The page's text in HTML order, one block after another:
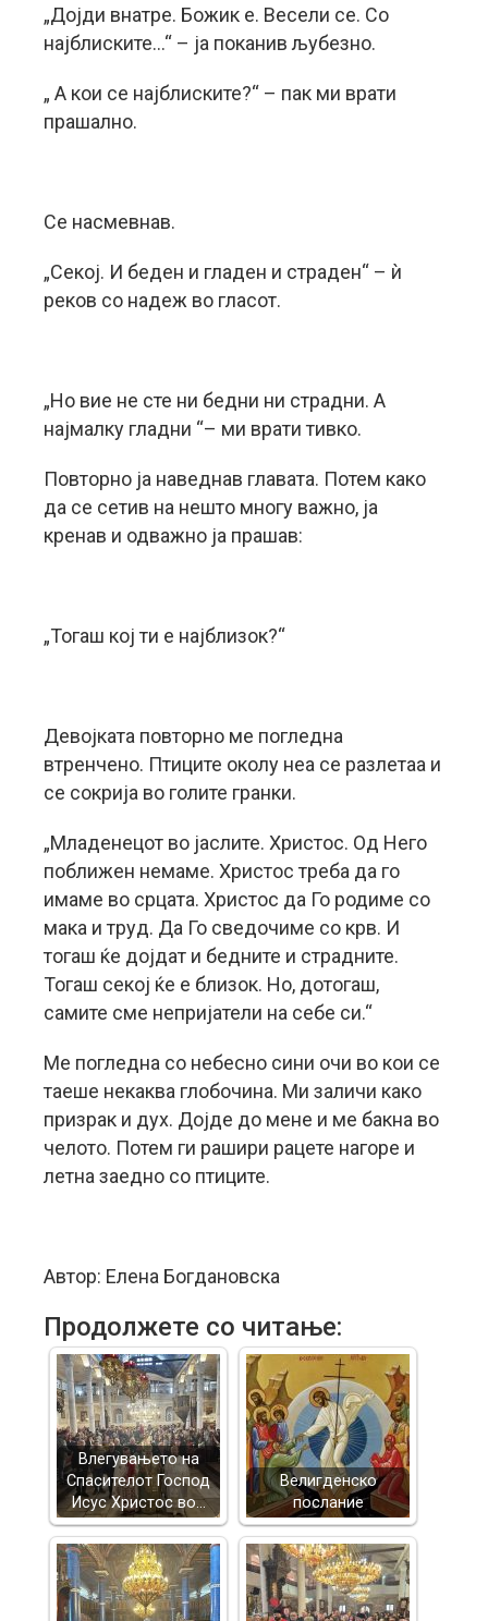
„Дојди внатре. Божик е. Весели се. Со
најблиските…“ – ја поканив љубезно.
„ А кои се најблиските?“ – пак ми врати
прашално.
Се насмевнав.
„Секој. И беден и гладен и страден“ – ѝ
реков со надеж во гласот.
„Но вие не сте ни бедни ни страдни. А
најмалку гладни “– ми врати тивко.
Повторно ја наведнав главата. Потем како
да се сетив на нешто многу важно, ја
кренав и одважно ја прашав:
„Тогаш кој ти е најблизок?“
Девојката повторно ме погледна
втренчено. Птиците околу неа се разлетаа и
се сокрија во голите гранки.
„Младенецот во јаслите. Христос. Од Него
поближен немаме. Христос треба да го
имаме во срцата. Христос да Го родиме со
мака и труд. Да Го сведочиме со крв. И
тогаш ќе дојдат и бедните и страдните.
Тогаш секој ќе е близок. Но, дотогаш,
самите сме непријатели на себе си.“
Ме погледна со небесно сини очи во кои се
таеше некаква глобочина. Ми заличи како
призрак и дух. Дојде до мене и ме бакна во
челото. Потем ги рашири рацете нагоре и
летна заедно со птиците.
Автор: Елена Богдановска
Продолжете со читање:
Влегувањето на
Спасителот Господ
Исус Христос во…
Велигденско
послание